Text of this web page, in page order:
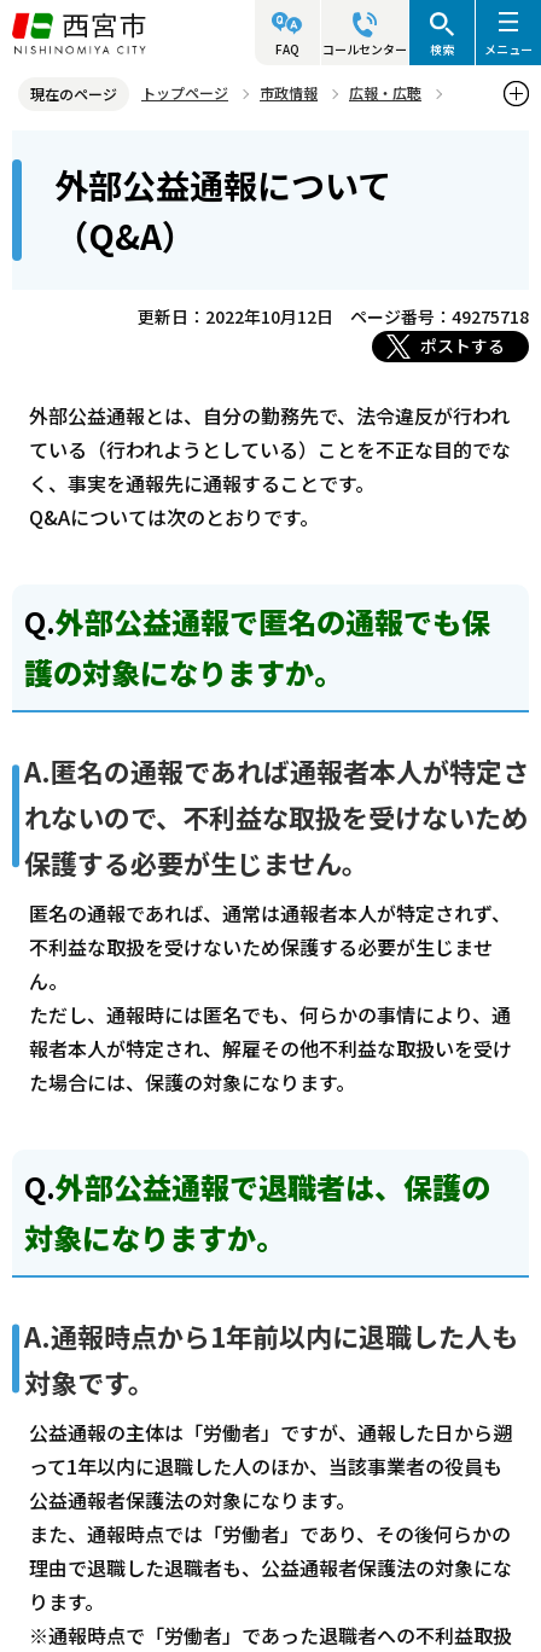
こ
の
ジ
頭
FAQ コールセンター 検索 メニュー
現在のページ トップページ 市政情報
広報・広聴
外部公益通報について
（Q&A）
更新日：2022年10月12日
ページ番号：49275718
ポストする
外部公益通報とは、自分の勤務先で、法令違反が行われ
ている（行われようとしている）ことを不正な目的でな
く、事実を通報先に通報することです。
Q&Aについては次のとおりです。
Q.外部公益通報で匿名の通報でも保
護の対象になりますか。
A.匿名の通報であれば通報者本人が特定さ
れないので、不利益な取扱を受けないため
保護する必要が生じません。
匿名の通報であれば、通常は通報者本人が特定されず、
不利益な取扱を受けないため保護する必要が生じませ
ん。
ただし、通報時には匿名でも、何らかの事情により、通
報者本人が特定され、解雇その他不利益な取扱いを受け
た場合には、保護の対象になります。
Q.外部公益通報で退職者は、保護の
対象になりますか。
A.通報時点から1年前以内に退職した人も
対象です。
公益通報の主体は「労働者」ですが、通報した日から遡
って1年以内に退職した人のほか、当該事業者の役員も
公益通報者保護法の対象になります。
また、通報時点では「労働者」であり、その後何らかの
理由で退職した退職者も、公益通報者保護法の対象にな
ります。
※通報時点で「労働者」であった退職者への不利益取扱